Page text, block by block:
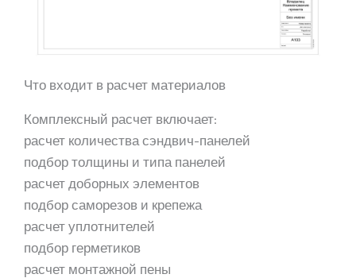
Что входит в расчет материалов
Комплексный расчет включает:
расчет количества сэндвич-панелей
подбор толщины и типа панелей
расчет доборных элементов
подбор саморезов и крепежа
расчет уплотнителей
подбор герметиков
расчет монтажной пены